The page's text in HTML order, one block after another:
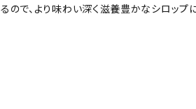
で、より味わい深く滋養豊かなシロップに